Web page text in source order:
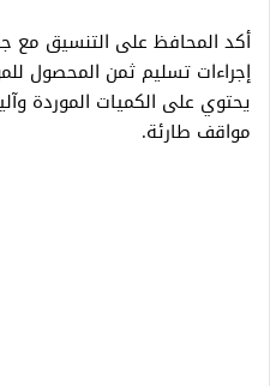
أكد المحافظ على التنسيق مع
إجراءات تسليم ثمن المحصول
يحتوي على الكميات الموردة
مواقف طارئة.